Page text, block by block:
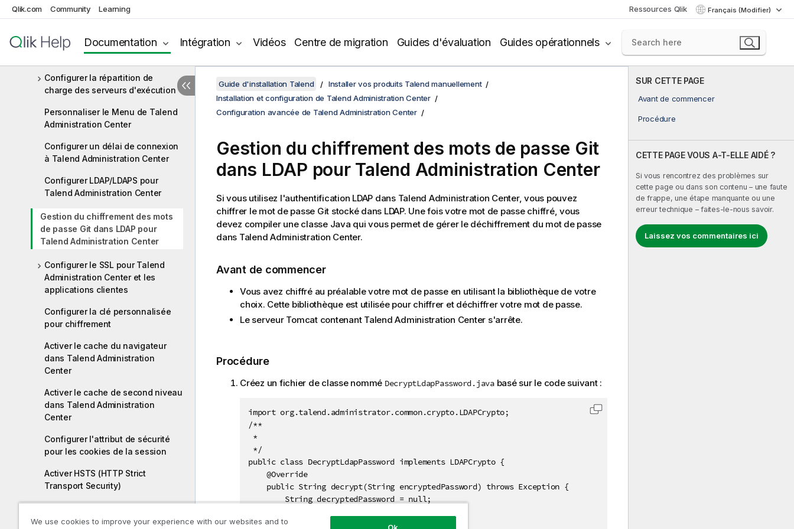
Qlik.com Community Learning Ressources Qlik Français (Modifier)
Documentation Intégration Vidéos Centre de migration Guides d'évaluation Guides opérationnels
Gérer les paramètres de la base
de données
Gérer le pool de connexions à
l'aide de Tomcat
Configurer la répartition de
charge des serveurs d'exécution
Personnaliser le Menu de Talend
Administration Center
Configurer un délai de connexion
à Talend Administration Center
Configurer LDAP/LDAPS pour
Talend Administration Center
Gestion du chiffrement des mots
de passe Git dans LDAP pour
Talend Administration Center
Configurer le SSL pour Talend
Administration Center et les
applications clientes
Configurer la clé personnalisée
pour chiffrement
Activer le cache du navigateur
dans Talend Administration
Center
Activer le cache de second niveau
dans Talend Administration
Center
Configurer l'attribut de sécurité
pour les cookies de la session
Activer HSTS (HTTP Strict
Transport Security)
Installation et configuration de Talend
SUR CETTE PAGE
Avant de commencer
Procédure
CETTE PAGE VOUS A-T-ELLE AIDÉ ?
Si vous rencontrez des problèmes sur
cette page ou dans son contenu – une faute
de frappe, une étape manquante ou une
erreur technique – faites-le-nous savoir.
Laissez vos commentaires ici
Guide d'installation Talend
Installer vos produits Talend manuellement
Installation et configuration de Talend Administration Center
Configuration avancée de Talend Administration Center
Gestion du chiffrement des mots de passe Git
dans LDAP pour Talend Administration Center
Si vous utilisez l'authentification LDAP dans Talend Administration Center, vous pouvez
chiffrer le mot de passe Git stocké dans LDAP. Une fois votre mot de passe chiffré, vous
devez compiler une classe Java qui vous permet de gérer le déchiffrement du mot de passe
dans Talend Administration Center.
Avant de commencer
Vous avez chiffré au préalable votre mot de passe en utilisant la bibliothèque de votre
choix. Cette bibliothèque est utilisée pour chiffrer et déchiffrer votre mot de passe.
Le serveur Tomcat contenant Talend Administration Center s'arrête.
Procédure
Créez un fichier de classe nommé DecryptLdapPassword.javabasé sur le code suivant :
import org.talend.administrator.common.crypto.LDAPCrypto;
/**
*
*/
public class DecryptLdapPassword implements LDAPCrypto {
    @Override
    public String decrypt(String encryptedPassword) throws Exception {
        String decryptedPassword = null;
        // instructions to decrypt password
Copier le code dans le Presse-papiers
We use cookies to improve your experience with our websites and to